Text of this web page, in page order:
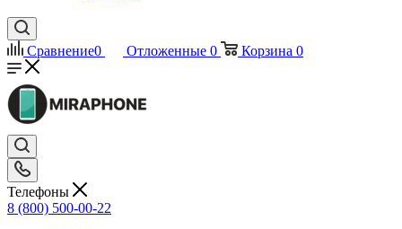
Сравнение0 Отложенные 0 Корзина 0
Телефоны
8 (800) 500-00-22